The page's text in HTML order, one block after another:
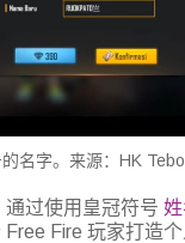
名字。来源：HK
通过使用皇冠符号 姓
Fire 玩家打造